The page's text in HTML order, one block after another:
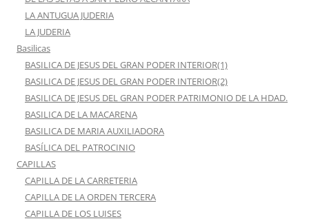
LA ANTUGUA JUDERIA
LA JUDERIA
Basilicas
BASILICA DE JESUS DEL GRAN PODER INTERIOR(1)
BASILICA DE JESUS DEL GRAN PODER INTERIOR(2)
BASILICA DE JESUS DEL GRAN PODER PATRIMONIO DE LA HDAD.
BASILICA DE LA MACARENA
BASILICA DE MARIA AUXILIADORA
BASÍLICA DEL PATROCINIO
CAPILLAS
CAPILLA DE LA CARRETERIA
CAPILLA DE LA ORDEN TERCERA
CAPILLA DE LOS LUISES